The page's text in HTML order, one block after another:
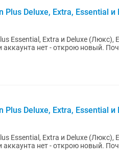
Plus Deluxe, Extra, Essential и
Essential, Extra и Deluxe (Люкс),
новый. Почти во всех играх есть русский язык и
Plus Deluxe, Extra, Essential и
Essential, Extra и Deluxe (Люкс),
новый. Почти во всех играх есть русский язык и